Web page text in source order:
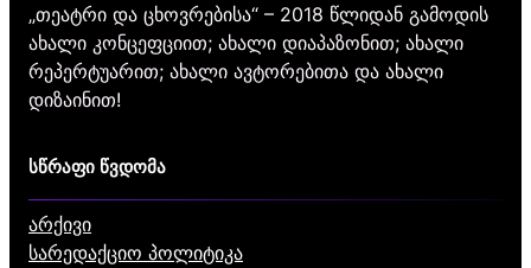
„თეატრი და ცხოვრებისა“ – 2018 წლიდან გამოდის
ახალი კონცეფციით; ახალი დიაპაზონით; ახალი
რეპერტუარით; ახალი ავტორებითა და ახალი
დიზაინით!
სწრაფი წვდომა
არქივი
სარედაქციო პოლიტიკა